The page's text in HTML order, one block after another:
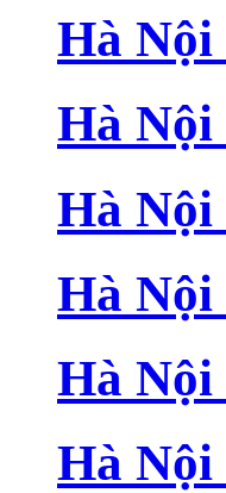
Hà Nội
Hà Nội
Hà Nội
Hà
Hà Nội
Hà